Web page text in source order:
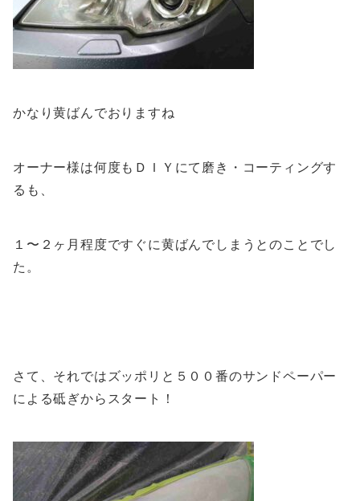
かなり黄ばんでおりますね
オーナー様は何度もＤＩＹにて磨き・コーティングす
るも、
１〜２ヶ月程度ですぐに黄ばんでしまうとのことでし
た。
さて、それではズッポリと５００番のサンドペーパー
による砥ぎからスタート！